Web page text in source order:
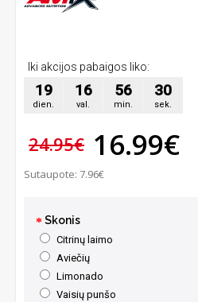
Iki akcijos pabaigos liko:
19
dien.
16
val.
56
min.
30
sek.
24.95€ 16.99€
Sutaupote: 7.96€
Skonis
Citrinų laimo
Aviečių
Limonado
Vaisių punšo